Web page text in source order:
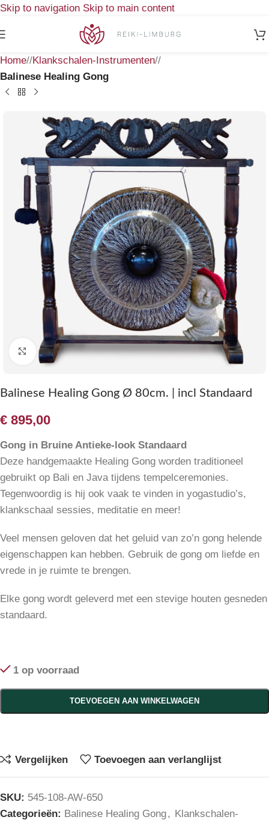
Skip to navigation Skip to main content
Home/ Klankschalen-Instrumenten/
Balinese Healing Gong
Klik om te vergroten
Balinese Healing Gong Ø 80cm. | incl Standaard
€ 895,00
Gong in Bruine Antieke-look Standaard
Deze handgemaakte Healing Gong worden traditioneel
gebruikt op Bali en Java tijdens tempelceremonies.
Tegenwoordig is hij ook vaak te vinden in yogastudio’s,
klankschaal sessies, meditatie en meer!
Veel mensen geloven dat het geluid van zo’n gong helende
eigenschappen kan hebben. Gebruik de gong om liefde en
vrede in je ruimte te brengen.
Elke gong wordt geleverd met een stevige houten gesneden
standaard.
1 op voorraad
TOEVOEGEN AAN WINKELWAGEN
Vergelijken Toevoegen aan verlanglijst
SKU: 545-108-AW-650
Categorieën: Balinese Healing Gong, Klankschalen-